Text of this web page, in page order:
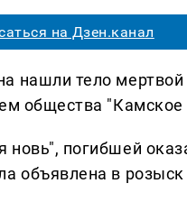
на Дзен.канал
нашли тело
общества "Камское
погибшей
объявлена в